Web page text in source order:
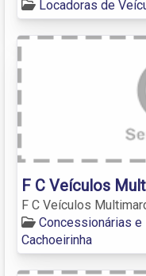
Locadoras de
F C Veículos
F C Veículos
Concessionárias
Cachoeirinha